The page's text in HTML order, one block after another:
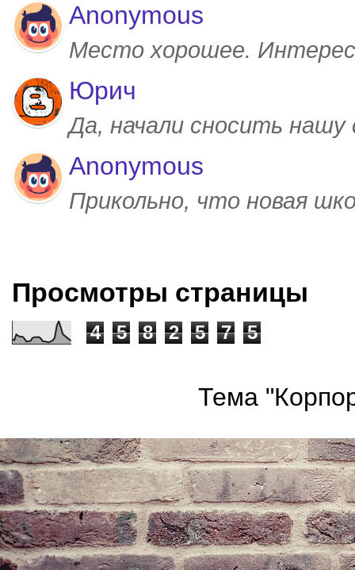
Anonymous
Место хорошее.
Юрич
Да, начали сносить
Anonymous
Прикольно, что новая
Просмотры страницы
4 5 8 2 5 7 5
Тема